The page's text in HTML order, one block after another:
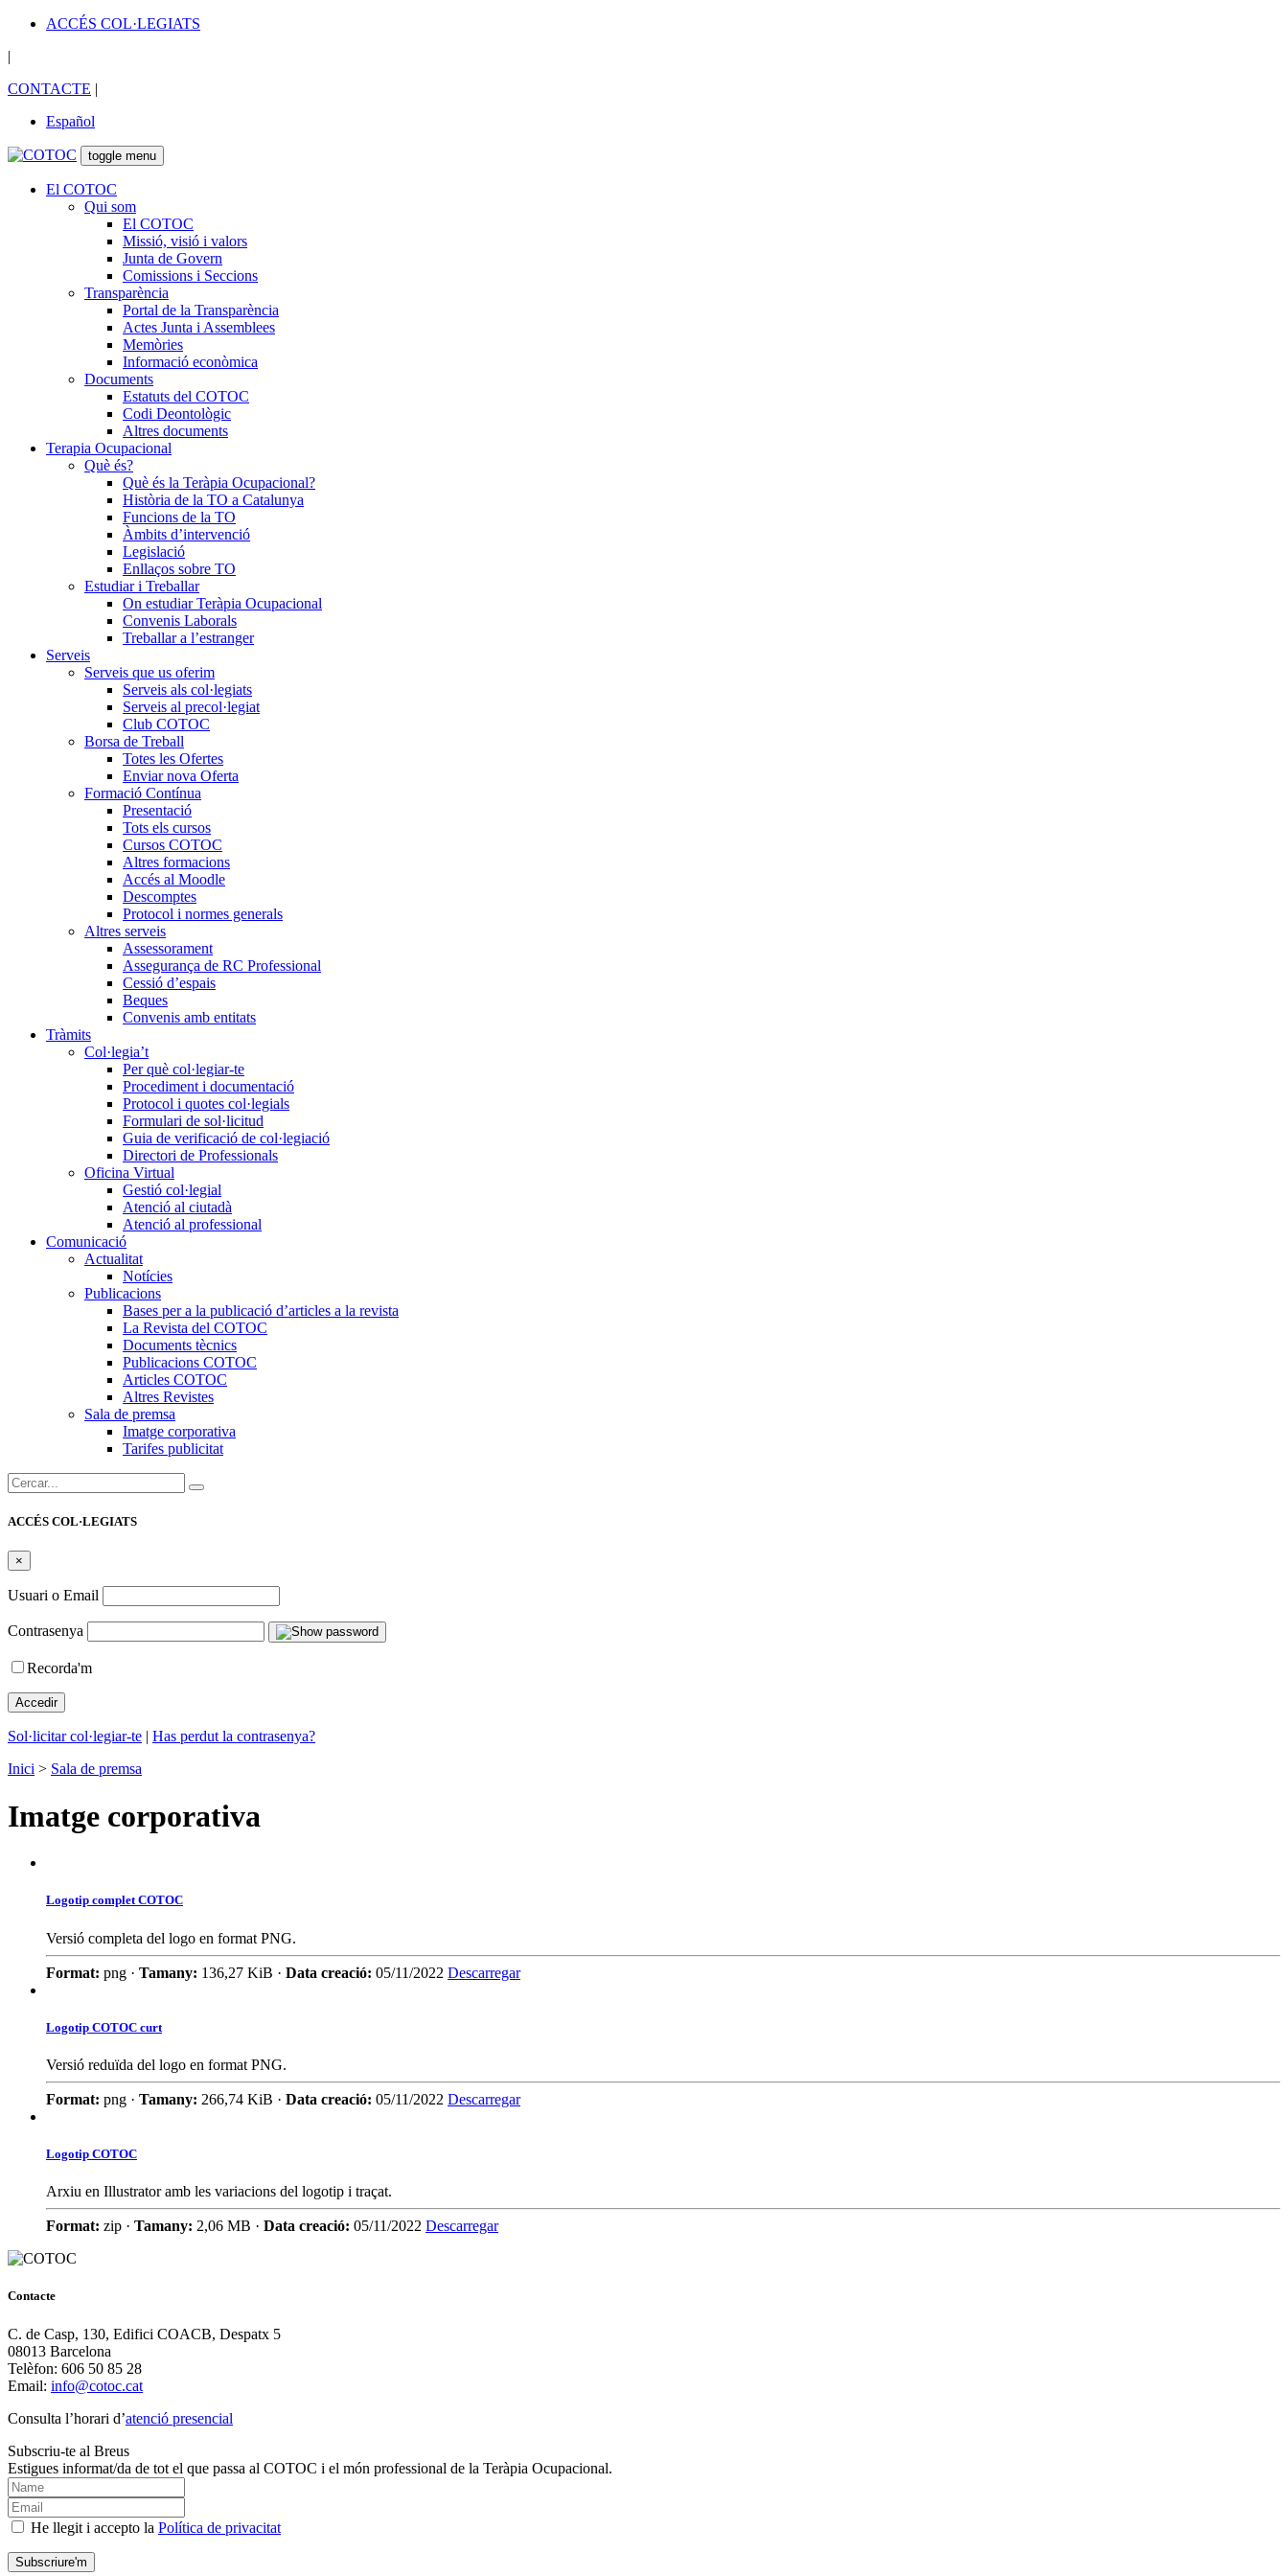
ACCÉS COL·LEGIATS
|
CONTACTE |
Español
toggle menu
El COTOC
Qui som
El COTOC
Missió, visió i valors
Junta de Govern
Comissions i Seccions
Transparència
Portal de la Transparència
Actes Junta i Assemblees
Memòries
Informació econòmica
Documents
Estatuts del COTOC
Codi Deontològic
Altres documents
Terapia Ocupacional
Què és?
Què és la Teràpia Ocupacional?
Història de la TO a Catalunya
Funcions de la TO
Àmbits d’intervenció
Legislació
Enllaços sobre TO
Estudiar i Treballar
On estudiar Teràpia Ocupacional
Convenis Laborals
Treballar a l’estranger
Serveis
Serveis que us oferim
Serveis als col·legiats
Serveis al precol·legiat
Club COTOC
Borsa de Treball
Totes les Ofertes
Enviar nova Oferta
Formació Contínua
Presentació
Tots els cursos
Cursos COTOC
Altres formacions
Accés al Moodle
Descomptes
Protocol i normes generals
Altres serveis
Assessorament
Assegurança de RC Professional
Cessió d’espais
Beques
Convenis amb entitats
Tràmits
Col·legia’t
Per què col·legiar-te
Procediment i documentació
Protocol i quotes col·legials
Formulari de sol·licitud
Guia de verificació de col·legiació
Directori de Professionals
Oficina Virtual
Gestió col·legial
Atenció al ciutadà
Atenció al professional
Comunicació
Actualitat
Notícies
Publicacions
Bases per a la publicació d’articles a la revista
La Revista del COTOC
Documents tècnics
Publicacions COTOC
Articles COTOC
Altres Revistes
Sala de premsa
Imatge corporativa
Tarifes publicitat
Cercar:
ACCÉS COL·LEGIATS
×
Usuari o Email
Contrasenya
Recorda'm
Sol·licitar col·legiar-te | Has perdut la contrasenya?
Inici > Sala de premsa
Imatge corporativa
Logotip complet COTOC
Versió completa del logo en format PNG.
Format: png · Tamany: 136,27 KiB · Data creació: 05/11/2022 Descarregar
Logotip COTOC curt
Versió reduïda del logo en format PNG.
Format: png · Tamany: 266,74 KiB · Data creació: 05/11/2022 Descarregar
Logotip COTOC
Arxiu en Illustrator amb les variacions del logotip i traçat.
Format: zip · Tamany: 2,06 MB · Data creació: 05/11/2022 Descarregar
Contacte
C. de Casp, 130, Edifici COACB, Despatx 5
08013 Barcelona
Telèfon: 606 50 85 28
Email: info@cotoc.cat
Consulta l’horari d’atenció presencial
Subscriu-te al Breus
Estigues informat/da de tot el que passa al COTOC i el món professional de la Teràpia Ocupacional.
He llegit i accepto la Política de privacitat